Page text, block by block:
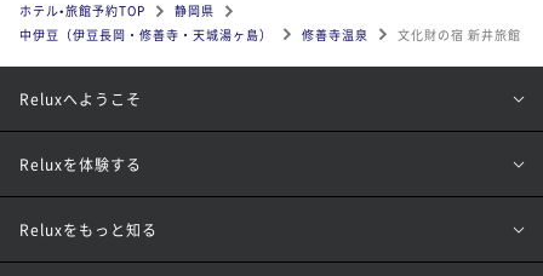
ホテル•旅館予約TOP
静岡県
中伊豆（伊豆長岡・修善寺・天城湯ヶ島）
修善寺温泉 文化財の宿 新井旅館
Reluxへようこそ
Reluxを体験する
Reluxをもっと知る